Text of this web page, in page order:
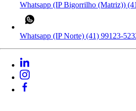
Whatsapp (IP Bigorrilho (Matriz))
Whatsapp (IP Norte) (41) 99123-